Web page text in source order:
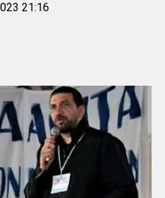
21:16